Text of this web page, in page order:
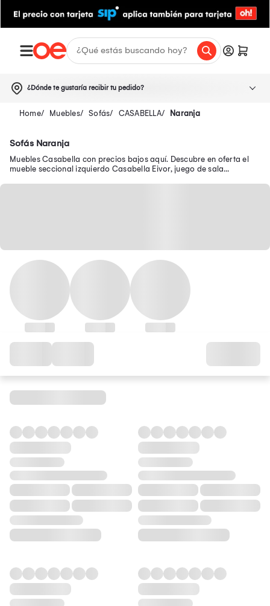
¿Dónde te gustaría recibir tu pedido?
Muebles Sofás CASABELLA Naranja
Sofás Naranja
Muebles Casabella con precios bajos aquí. Descubre en oferta el
mueble seccional izquierdo Casabella Eivor, juego de sala